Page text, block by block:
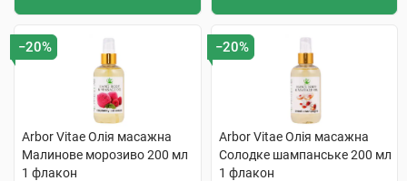
−20%
Arbor Vitae Олія масажна
Малинове морозиво 200 мл
1 флакон
−20%
Arbor Vitae Олія масажна
Солодке шампанське 200 мл
1 флакон